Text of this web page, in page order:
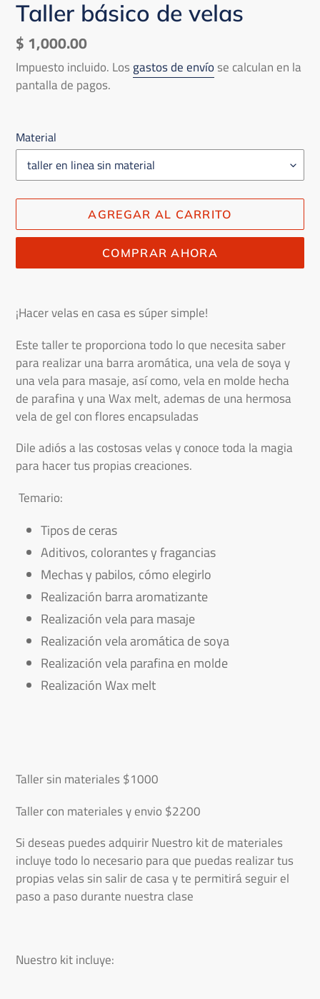
Taller básico de velas
Precio
habitual
$ 1,000.00
Impuesto incluido. Losgastos de envíose calculan en la
pantalla de pagos.
Material
AGREGAR AL CARRITO
COMPRAR AHORA
el
a
tu
carrito
¡Hacer velas en casa es súper simple!
Este taller te proporciona todo lo que necesita saber
para realizar una barra aromática, una vela de soya y
una vela para masaje, así como, vela en molde hecha
de parafina y una Wax melt, ademas de una hermosa
vela de gel con flores encapsuladas
Dile adiós a las costosas velas y conoce toda la magia
para hacer tus propias creaciones.
Temario:
Tipos de ceras
Aditivos, colorantes y fragancias
Mechas y pabilos, cómo elegirlo
Realización barra aromatizante
Realización vela para masaje
Realización vela aromática de soya
Realización vela parafina en molde
Realización Wax melt
Taller sin materiales $1000
Taller con materiales y envio $2200
Si deseas puedes adquirir Nuestro kit de materiales
incluye todo lo necesario para que puedas realizar tus
propias velas sin salir de casa y te permitirá seguir el
paso a paso durante nuestra clase
Nuestro kit incluye: